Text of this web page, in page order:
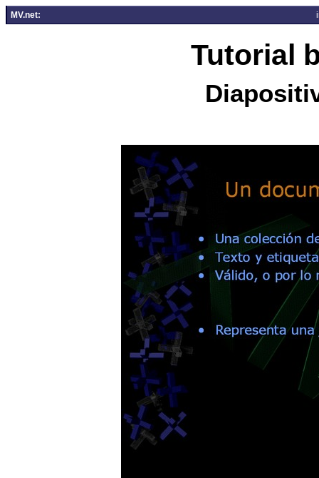
MV.net:
Tutorial